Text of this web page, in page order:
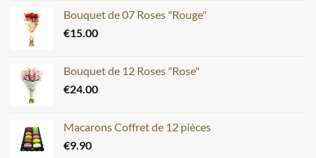
Bouquet de 07 Roses "Rouge"
€15.00
Bouquet de 12 Roses "Rose"
€24.00
Macarons Coffret de 12 pièces
€9.90